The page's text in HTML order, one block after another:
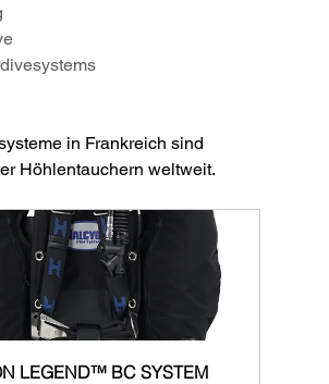
in Frankreich sind
Höhlentauchern weltweit.
LEGEND™ BC SYSTEM